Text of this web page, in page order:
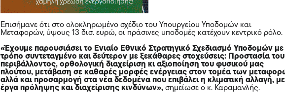
Επισήμανε ότι στο ολοκληρωμένο σχέδιο του Υπουργείου Υποδομών και
Μεταφορών, ύψους 13 δισ. ευρώ, οι πράσινες υποδομές κατέχουν κεντρικό ρόλο.
«Έχουμε παρουσιάσει το Ενιαίο Εθνικό Στρατηγικό Σχεδιασμό Υποδομών με
τρόπο συντεταγμένο και δεύτερον με ξεκάθαρες στοχεύσεις: Προστασία του
περιβάλλοντος, ορθολογική διαχείριση κι αξιοποίηση του φυσικού μας
πλούτου, μετάβαση σε καθαρές μορφές ενέργειας στον τομέα των
αλλά και προσαρμογή στα νέα δεδομένα που επιβάλει η κλιματική αλλαγή, με
έργα πρόληψης και διαχείρισης κινδύνων», σημείωσε ο κ. Καραμανλής.